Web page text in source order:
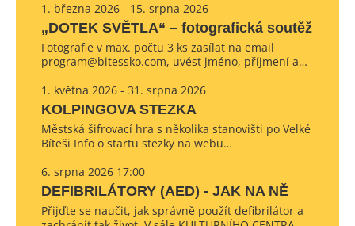
1. března 2026 - 15. srpna 2026
„DOTEK SVĚTLA“ – fotografická soutěž
Fotografie v max. počtu 3 ks zasílat na email
program@bitessko.com, uvést jméno, příjmení a…
1. května 2026 - 31. srpna 2026
KOLPINGOVA STEZKA
Městská šifrovací hra s několika stanovišti po Velké
Bíteši Info o startu stezky na webu…
6. srpna 2026 17:00
DEFIBRILÁTORY (AED) - JAK NA NĚ
Přijďte se naučit, jak správně použít defibrilátor a